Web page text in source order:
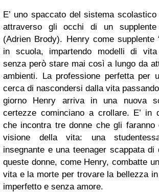
E’ uno spaccato del sistema
attraverso gli occhi di un supplente
(Adrien Brody). Henry come supplente
in scuola, impartendo modelli di
senza però stare mai così a lungo da
ambienti. La professione perfetta per
cerca di nascondersi dalla vita
giorno Henry arriva in una nuova
certezze cominciano a crollare. E’ in
che incontra tre donne che gli faranno
visione della vita: una
insegnante e una teenager scappata di
queste donne, come Henry, combatte
vita e la morte per trovare la bellezza
imperfetto e senza amore.